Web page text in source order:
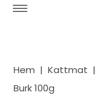
Hem | Kattmat |
Burk 100g